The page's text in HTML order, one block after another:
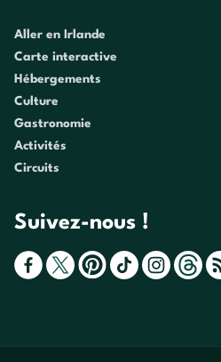
Aller en Irlande
Carte interactive
Hébergements
Culture
Gastronomie
Activités
Circuits
Suivez-nous !